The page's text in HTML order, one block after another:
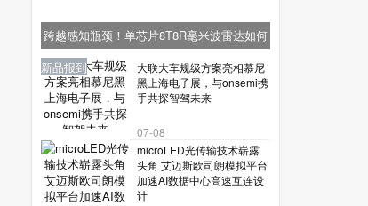
跨越感知瓶颈！单芯片8T8R毫米波雷达如何
让机器人读懂复杂世界？
业界资讯
大联大车规级方案亮相慕尼
黑上海电子展，与onsemi携
手共探智驾未来
07-08
业界资讯
microLED光传输技术崭露
头角 艾迈斯欧司朗模拟平台
加速AI数据中心高速互连设
计
业界资讯
新品报到
新品报到